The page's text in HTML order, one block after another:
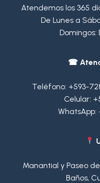
Atendemos los 365
De Lunes a
Domingos:
☎
Teléfono: +593-
Celular:
WhatsApp:
Manantial y Paseo
Baños,